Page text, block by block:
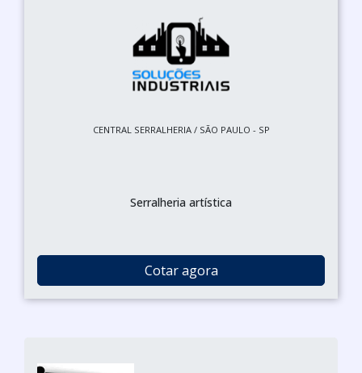
CENTRAL SERRALHERIA / SÃO PAULO - SP
Serralheria artística
Cotar agora